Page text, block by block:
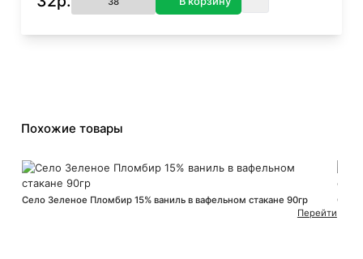
Похожие товары
Село Зеленое Пломбир 15% ваниль в вафельном стакане 90гр
Перейти
Село